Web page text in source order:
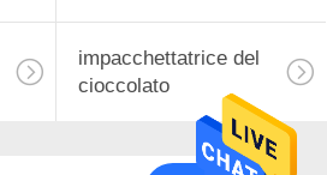
impacchettatrice del
cioccolato